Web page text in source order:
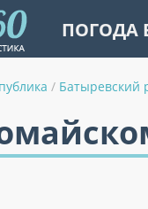
ПОГОДА
/ Батыревский